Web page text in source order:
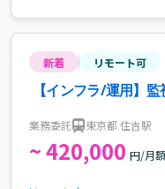
新着 リモート可
【インフラ/運用】
業務委託 東京都 住吉駅
~ 420,000 円/月額